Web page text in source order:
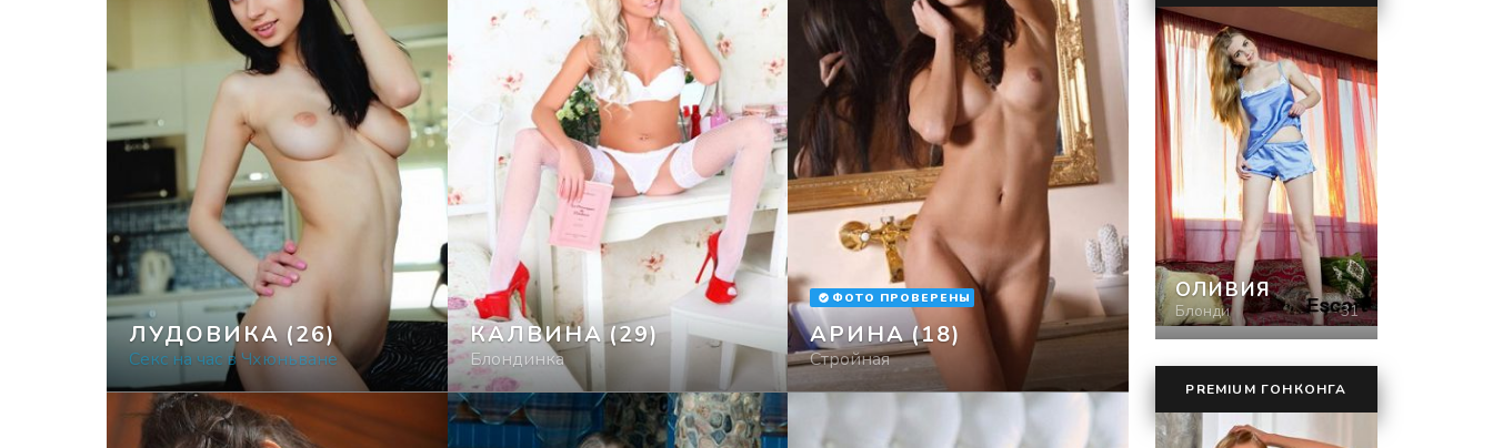
ЛУДОВИКА(26)
Секс на час в Чхюньване
КАЛВИНА(29)
Блондинка
АРИНА(18)
Стройная
ФОТО ПРОВЕРЕНЫ ОЛИВИЯ
Блонди 31
PREMIUM ГОНКОНГА